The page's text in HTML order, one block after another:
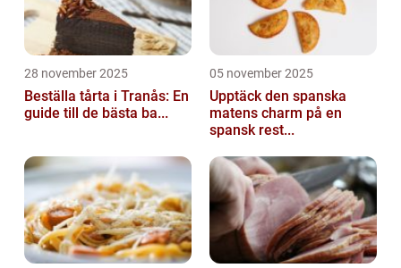
28 november 2025
Beställa tårta i Tranås: En
guide till de bästa ba...
05 november 2025
Upptäck den spanska
matens charm på en
spansk rest...